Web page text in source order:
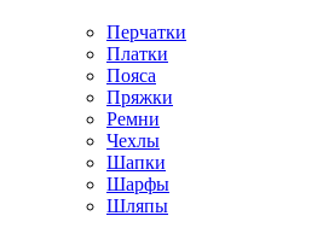
Перчатки
Платки
Пояса
Пряжки
Ремни
Чехлы
Шапки
Шарфы
Шляпы